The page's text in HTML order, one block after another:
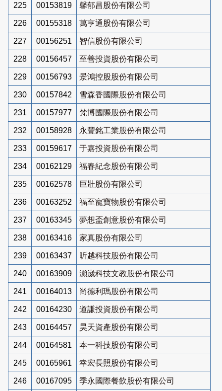
225 00153819 馨郁昌股份有限公司
226 00155318 萬亨通股份有限公司
227 00156251 智信股份有限公司
228 00156457 至善投資股份有限公司
229 00156793 景鴻控股股份有限公司
230 00157842 雪森香國際股份有限公司
231 00157977 梵博國際股份有限公司
232 00158928 永豐銘工業股份有限公司
233 00159617 于嘉投資股份有限公司
234 00162129 福春紀念股份有限公司
235 00162578 巨壯股份有限公司
236 00163252 福至寵寶物股份有限公司
237 00163345 夢想盃創意股份有限公司
238 00163416 家真股份有限公司
239 00163437 昕越科技股份有限公司
240 00163909 灝崴科技文教股份有限公司
241 00164013 尚德利瑪股份有限公司
242 00164230 道謙投資股份有限公司
243 00164457 昊天資產股份有限公司
244 00164581 本一科技股份有限公司
245 00165961 幸宏長照股份有限公司
246 00167095 季永國際餐飲股份有限公司